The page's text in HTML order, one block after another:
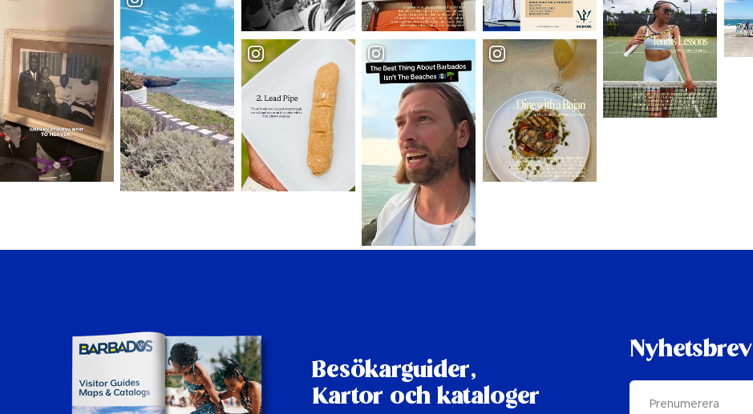
Besökarguider,
Kartor och kataloger
Nyhetsbrev